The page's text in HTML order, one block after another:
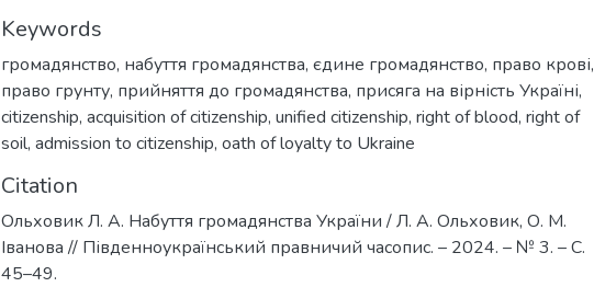
Keywords
громадянство, набуття громадянства, єдине громадянство, право крові,
право грунту, прийняття до громадянства, присяга на вірність Україні,
citizenship, acquisition of citizenship, unified citizenship, right of blood, right of
soil, admission to citizenship, oath of loyalty to Ukraine
Citation
Ольховик Л. А. Набуття громадянства України / Л. А. Ольховик, О. М.
Іванова // Південноукраїнський правничий часопис. – 2024. – № 3. – С.
45–49.